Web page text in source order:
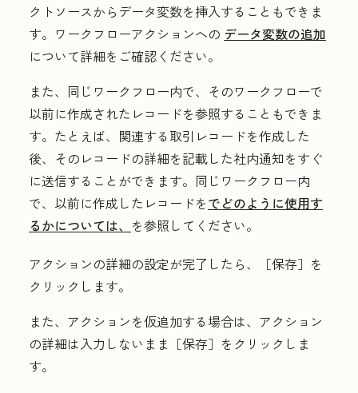
クトソースからデータ変数を挿入することもできま
す。ワークフローアクションへの データ変数の追加
について詳細をご確認ください。
また、同じワークフロー内で、そのワークフローで
以前に作成されたレコードを参照することもできま
す。たとえば、関連する取引レコードを作成した
後、そのレコードの詳細を記載した社内通知をすぐ
に送信することができます。同じワークフロー内
で、以前に作成したレコードをでどのように使用す
るかについては、 を参照してください。
アクションの詳細の設定が完了したら、［保存］ を
クリックします。
また、アクションを仮追加する場合は、アクション
の詳細は入力しないまま［保存］ をクリックしま
す。